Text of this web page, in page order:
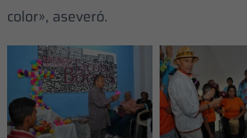
color», aseveró.
contó con una
participación
protagónica de la
un hito
dentro
Participaron